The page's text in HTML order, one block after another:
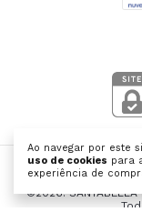
Ao navegar por este
uso de cookies para
experiência de
©2026. SANTABELLA